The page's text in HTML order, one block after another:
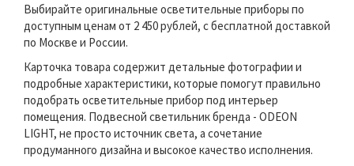
Выбирайте оригинальные осветительные приборы по
доступным ценам от 2 450 рублей, с бесплатной доставкой
по Москве и России.
Карточка товара содержит детальные фотографии и
подробные характеристики, которые помогут правильно
подобрать осветительные прибор под интерьер
помещения. Подвесной светильник бренда - ODEON
LIGHT, не просто источник света, а сочетание
продуманного дизайна и высокое качество исполнения.